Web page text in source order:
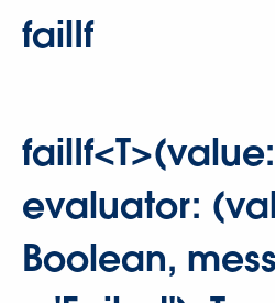
failIf
failIf<T>(value:
evaluator:
Boolean,